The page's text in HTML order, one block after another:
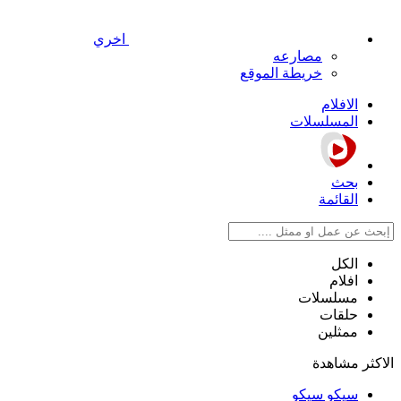
اخري
مصارعه
خريطة الموقع
الافلام
المسلسلات
بحث
القائمة
الكل
افلام
مسلسلات
حلقات
ممثلين
الاكثر مشاهدة
سيكو سيكو